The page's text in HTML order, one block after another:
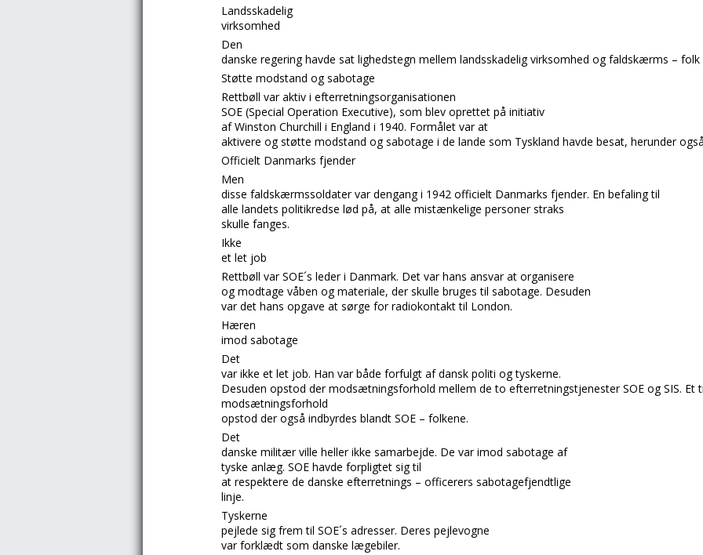
Landsskadelig
virksomhed
Den
danske regering havde sat lighedstegn mellem landsskadelig virksomhed og faldskærms – folk
Støtte modstand og sabotage
Rettbøll var aktiv i efterretningsorganisationen
SOE (Special Operation Executive), som blev oprettet på initiativ
afWinston Churchill i England i 1940. Formålet var at
aktivere og støtte modstand og sabotage i de lande som Tyskland havde besat, herunder også
Officielt Danmarks fjender
Men
disse faldskærmssoldater var dengang i 1942 officielt Danmarks fjender. En befaling til
alle landets politikredse lød på, at alle mistænkelige personer straks
skulle fanges.
Ikke
et let job
Rettbøll varSOE´s leder i Danmark. Det var hans ansvar at organisere
og modtage våben og materiale, der skulle bruges til sabotage. Desuden
var det hans opgave at sørge for radiokontakt til London.
Hæren
imod sabotage
Det
var ikke et let job. Han var både forfulgt af dansk politi og tyskerne.
Desuden opstod der modsætningsforhold mellem de to efterretningstjenesterSOE og SIS. Et
modsætningsforhold
opstod der også indbyrdes blandt SOE – folkene.
Det
danske militær ville heller ikke samarbejde. De var imod sabotage af
tyske anlæg. SOE havde forpligtet sig til
at respektere de danske efterretnings – officerers sabotagefjendtlige
linje.
Tyskerne
pejlede sig frem til SOE´s adresser. Deres pejlevogne
var forklædt som danske lægebiler.